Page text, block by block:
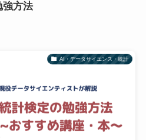
強方法
AI・データサイエンス・統計